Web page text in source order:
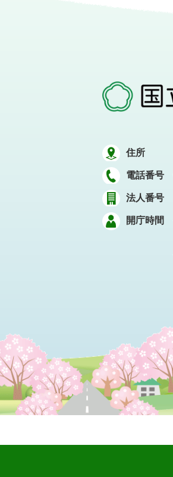
住所
電話番号
法人番号
開庁時間